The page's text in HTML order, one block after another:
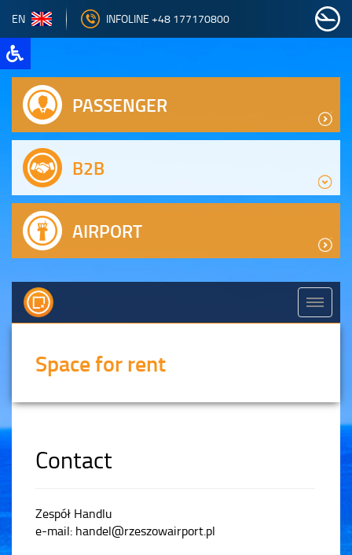
EN INFOLINE +48 177170800
PASSENGER
B2B
AIRPORT
Space for rent
Contact
Zespół Handlu
e-mail: handel@rzeszowairport.pl